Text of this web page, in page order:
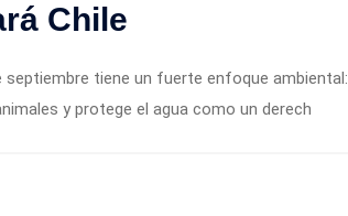
Chile
tiene un fuerte enfoque ambiental:
y protege el agua como un derech